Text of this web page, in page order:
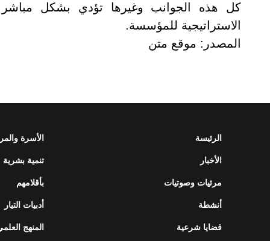
كل هذه الجوانب وغيرها تؤدي بشكل مباشر
الاستراتيجية للمؤسسة.
المصدر: موقع متن
الرئيسة
الأخبار
مرئيات وصوتيات
أنشطة
قضايا شرعية
الأسرة
تنمية بشرية
بأقلامهم
أدبيات التيار
المنهج